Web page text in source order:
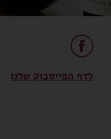
לדף הפייסבוק שלנו